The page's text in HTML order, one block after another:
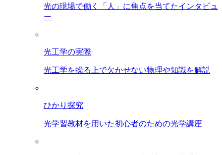
光の現場で働く「人」に焦点を当てたインタビュ
ー
光工学の実際
光工学を操る上で欠かせない物理や知識を解説
ひかり探究
光学習教材を用いた初心者のための光学講座